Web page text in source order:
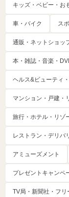
キッズ・ベビー・お
車・バイク ス
通販・ネットショッ
本・雑誌・音楽・
ヘルス&ビューティ
マンション・戸建・
旅行・ホテル・リゾ
レストラン・デリバ
アミューズメント
プレゼントキャンペ
TV局・新聞社・フ